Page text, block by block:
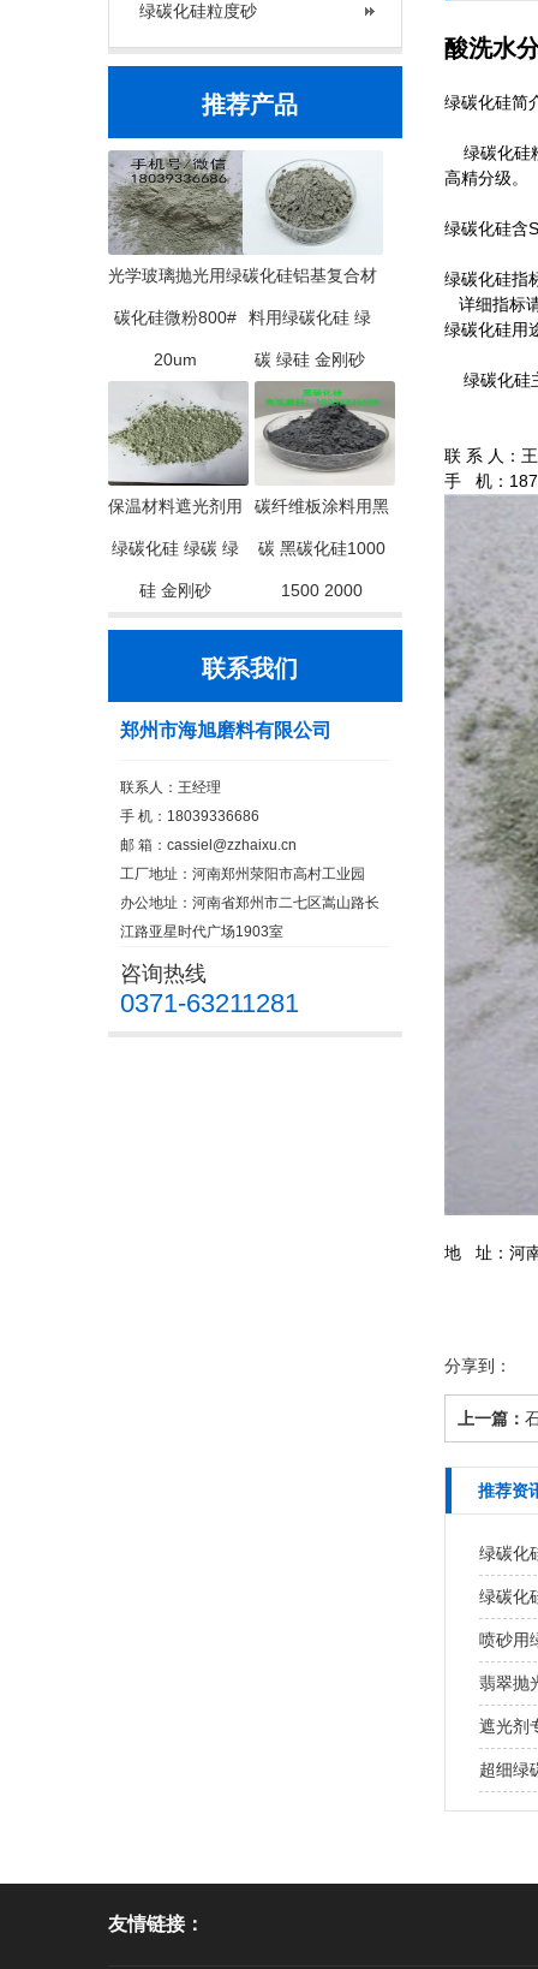
绿碳化硅粒度砂
推荐产品
光学玻璃抛光用绿
碳化硅微粉800#
20um
碳化硅铝基复合材
料用绿碳化硅 绿
碳 绿硅 金刚砂
保温材料遮光剂用
绿碳化硅 绿碳 绿
硅 金刚砂
碳纤维板涂料用黑
碳 黑碳化硅1000
1500 2000
联系我们
郑州市海旭磨料有限公司
联系人：王经理
手 机：18039336686
邮 箱：cassiel@zzhaixu.cn
工厂地址：河南郑州荥阳市高村工业园
办公地址：河南省郑州市二七区嵩山路长
江路亚星时代广场1903室
咨询热线
0371-63211281
酸洗水
绿碳化硅简
绿碳化硅
高精分级。
绿碳化硅含
绿碳化硅指
详细指标
绿碳化硅用
绿碳化硅
联 系 人：
手 机：
地 址：河
分享到：
上一篇：
推荐资
绿碳化
绿碳化
喷砂用
翡翠抛
遮光剂
超细绿
友情链接：